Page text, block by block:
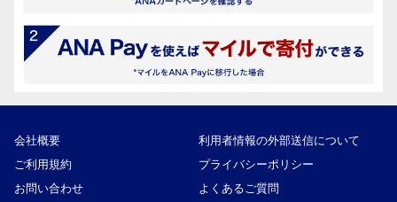
会社概要
利用者情報の外部送信について
ご利用規約
プライバシーポリシー
お問い合わせ
よくあるご質問